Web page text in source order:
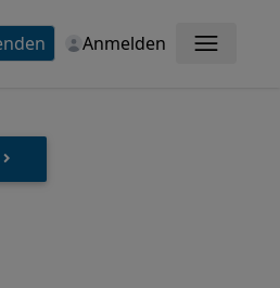
Anmelden Menü